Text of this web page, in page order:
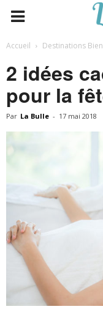
Accueil Destinations
2 idées
pour la
Par La Bulle - 17 mai 2018